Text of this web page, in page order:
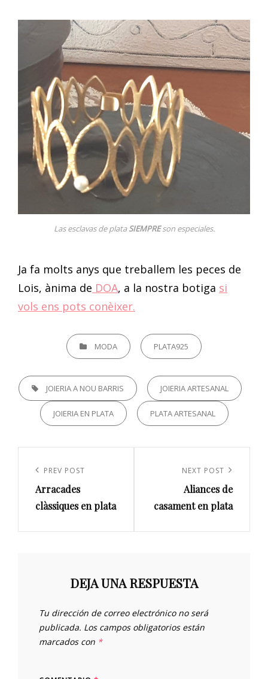
Las esclavas de plataSIEMPREson especiales.
Ja fa molts anys que treballem les peces de
Lois, ànima de DOA, a la nostra botiga si
vols ens pots conèixer.
CATEGORIESMODA PLATA925
TAGS, JOIERIA A NOU BARRIS JOIERIA ARTESANAL
JOIERIA EN PLATA PLATA ARTESANAL
entradas
Previous
Post
PREV POST
Arracades
clàssiques en plata
NEXT POST
Aliances de
casament en plata
DEJA UNA RESPUESTA
Tu dirección de correo electrónico no será
publicada. Los campos obligatorios están
marcados con *